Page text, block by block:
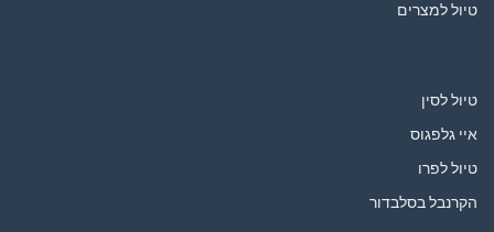
טיול למצרים
טיול לסין
איי גלפגוס
טיול לפרו
הקרנבל בסלבדור